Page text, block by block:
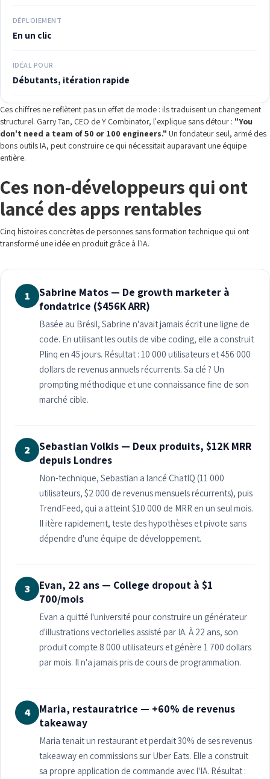
DÉPLOIEMENT
En un clic
IDÉAL POUR
Débutants, itération rapide
Ces chiffres ne reflètent pas un effet de mode : ils traduisent un changement
structurel. Garry Tan, CEO de Y Combinator, l'explique sans détour : "You
don't need a team of 50 or 100 engineers." Un fondateur seul, armé des
bons outils IA, peut construire ce qui nécessitait auparavant une équipe
entière.
Ces non-développeurs qui ont
lancé des apps rentables
Cinq histoires concrètes de personnes sans formation technique qui ont
transformé une idée en produit grâce à l'IA.
1
Sabrine Matos — De growth marketer à
fondatrice ($456K ARR)
Basée au Brésil, Sabrine n'avait jamais écrit une ligne de
code. En utilisant les outils de vibe coding, elle a construit
Plinq en 45 jours. Résultat : 10 000 utilisateurs et 456 000
dollars de revenus annuels récurrents. Sa clé ? Un
prompting méthodique et une connaissance fine de son
marché cible.
2
Sebastian Volkis — Deux produits, $12K MRR
depuis Londres
Non-technique, Sebastian a lancé ChatIQ (11 000
utilisateurs, $2 000 de revenus mensuels récurrents), puis
TrendFeed, qui a atteint $10 000 de MRR en un seul mois.
Il itère rapidement, teste des hypothèses et pivote sans
dépendre d'une équipe de développement.
3
Evan, 22 ans — College dropout à $1
700/mois
Evan a quitté l'université pour construire un générateur
d'illustrations vectorielles assisté par IA. À 22 ans, son
produit compte 8 000 utilisateurs et génère 1 700 dollars
par mois. Il n'a jamais pris de cours de programmation.
4
Maria, restauratrice — +60% de revenus
takeaway
Maria tenait un restaurant et perdait 30% de ses revenus
takeaway en commissions sur Uber Eats. Elle a construit
sa propre application de commande avec l'IA. Résultat :